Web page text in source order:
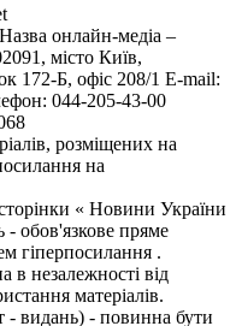
онлайн-медіа –
місто Київ,
Б, офіс 208/1 E-mail:
044-205-43-00
розміщених на
на
« Новини України
- обов'язкове пряме
гіперпосилання .
в незалежності від
матеріалів.
- видань) - повинна бути